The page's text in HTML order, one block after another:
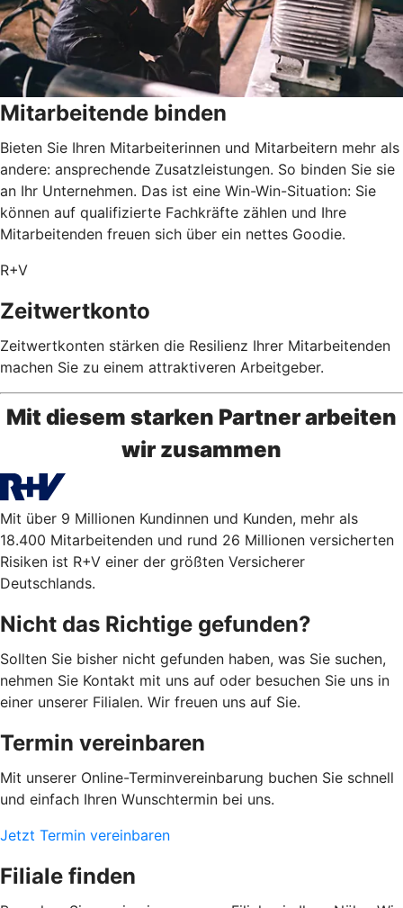
Mitarbeitende binden
Bieten Sie Ihren Mitarbeiterinnen und Mitarbeitern mehr als
andere: ansprechende Zusatzleistungen. So binden Sie sie
an Ihr Unternehmen. Das ist eine Win-Win-Situation: Sie
können auf qualifizierte Fachkräfte zählen und Ihre
Mitarbeitenden freuen sich über ein nettes Goodie.
R+V
Zeitwertkonto
Zeitwertkonten stärken die Resilienz Ihrer Mitarbeitenden
machen Sie zu einem attraktiveren Arbeitgeber.
Mit diesem starken Partner arbeiten
wir zusammen
Mit über 9 Millionen Kundinnen und Kunden, mehr als
18.400 Mitarbeitenden und rund 26 Millionen versicherten
Risiken ist R+V einer der größten Versicherer
Deutschlands.
Nicht das Richtige gefunden?
Sollten Sie bisher nicht gefunden haben, was Sie suchen,
nehmen Sie Kontakt mit uns auf oder besuchen Sie uns in
einer unserer Filialen. Wir freuen uns auf Sie.
Termin vereinbaren
Mit unserer Online-Terminvereinbarung buchen Sie schnell
und einfach Ihren Wunschtermin bei uns.
Jetzt Termin vereinbaren
Filiale finden